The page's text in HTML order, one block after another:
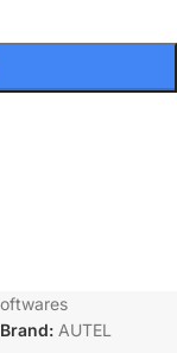
Brand: AUTEL